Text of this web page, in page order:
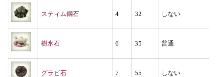
スティム鋼石 4 32 しない
樹氷石 6 35 普通
グラビ石 7 55 しない